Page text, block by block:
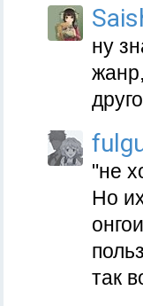
ну
"не
Но
так